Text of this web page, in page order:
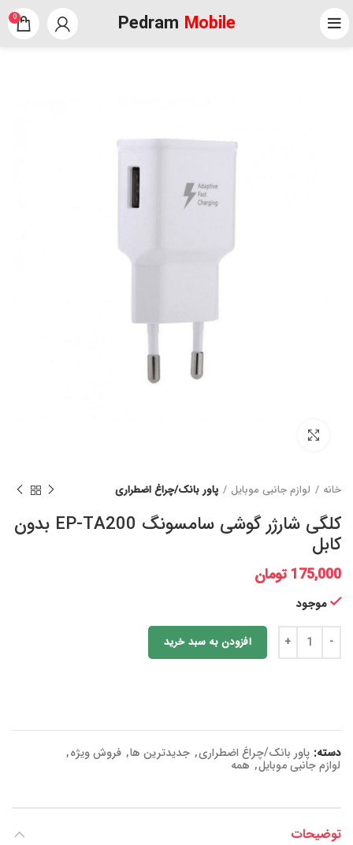
Pedram Mobile
0
خانه لوازم جانبی موبایل پاور بانک/چراغ اضطراری
کلگی شارژر گوشی سامسونگ EP-TA200 بدون
کابل
175,000 تومان
موجود
افزودن به سبد خرید
دسته: پاور بانک/چراغ اضطراری, جدیدترین ها, فروش ویژه,
لوازم جانبی موبایل, همه
توضیحات